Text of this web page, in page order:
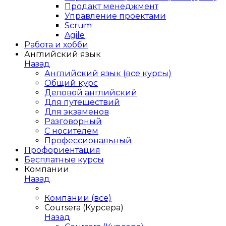
Продакт менеджмент
Управление проектами
Scrum
Agile
Работа и хобби
Английский язык
Назад
Английский язык (все курсы)
Общий курс
Деловой английский
Для путешествий
Для экзаменов
Разговорный
С носителем
Профессиональный
Профориентация
Бесплатные курсы
Компании
Назад
Компании (все)
Coursera (Курсера)
Назад